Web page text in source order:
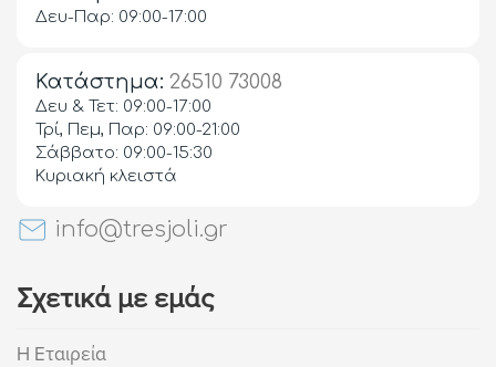
Δευ-Παρ: 09:00-17:00
Κατάστημα: 26510 73008
Δευ & Τετ: 09:00-17:00
Τρί, Πεμ, Παρ: 09:00-21:00
Σάββατο: 09:00-15:30
Κυριακή κλειστά
info@tresjoli.gr
Σχετικά με εμάς
Η Εταιρεία